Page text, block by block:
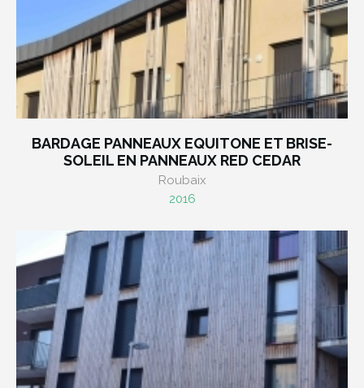
BARDAGE PANNEAUX EQUITONE ET BRISE-
SOLEIL EN PANNEAUX RED CEDAR
Roubaix
2016